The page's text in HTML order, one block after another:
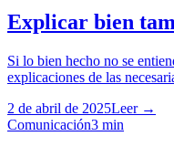
Explicar bien
Si lo bien hecho no se
explicaciones de las
2 de abril de 2025Leer →
Comunicación3 min